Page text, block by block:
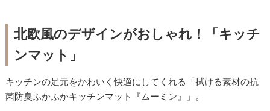
北欧風のデザインがおしゃれ！「キッチ
ンマット」
キッチンの足元をかわいく快適にしてくれる「拭ける素材の抗
菌防臭ふかふかキッチンマット『ムーミン』」。